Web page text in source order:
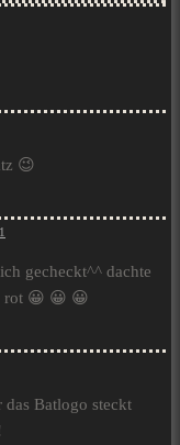
😉
gecheckt^^ dachte
rot 😀 😀 😀
das Batlogo steckt